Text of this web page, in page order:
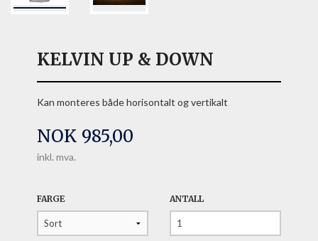
KELVIN UP & DOWN
Kan monteres både horisontalt og vertikalt
Pris
NOK 985,00
inkl. mva.
FARGE ANTALL